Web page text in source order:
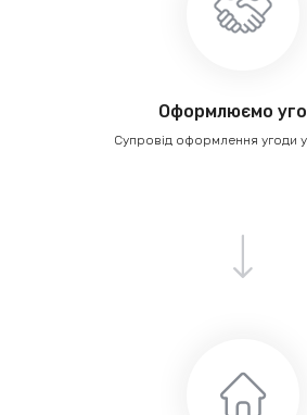
Оформлюємо
Супровід оформлення угоди у